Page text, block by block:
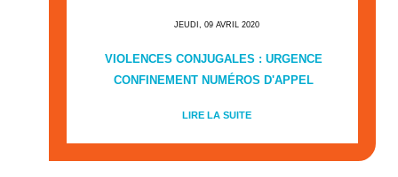
JEUDI, 09 AVRIL 2020
VIOLENCES CONJUGALES : URGENCE
CONFINEMENT NUMÉROS D'APPEL
LIRE LA SUITE